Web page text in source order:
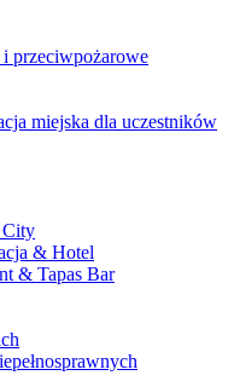
przeciwpożarowe
miejska dla uczestników
City
& Hotel
& Tapas Bar